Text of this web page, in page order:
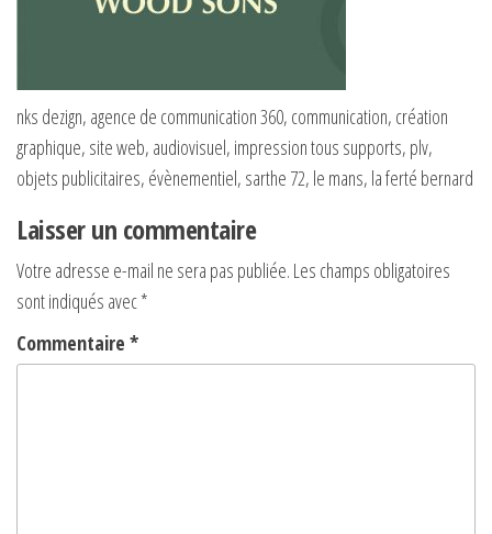
nks dezign, agence de communication 360, communication, création
graphique, site web, audiovisuel, impression tous supports, plv,
objets publicitaires, évènementiel, sarthe 72, le mans, la ferté bernard
Laisser un commentaire
Votre adresse e-mail ne sera pas publiée. Les champs obligatoires
sont indiqués avec*
Commentaire *